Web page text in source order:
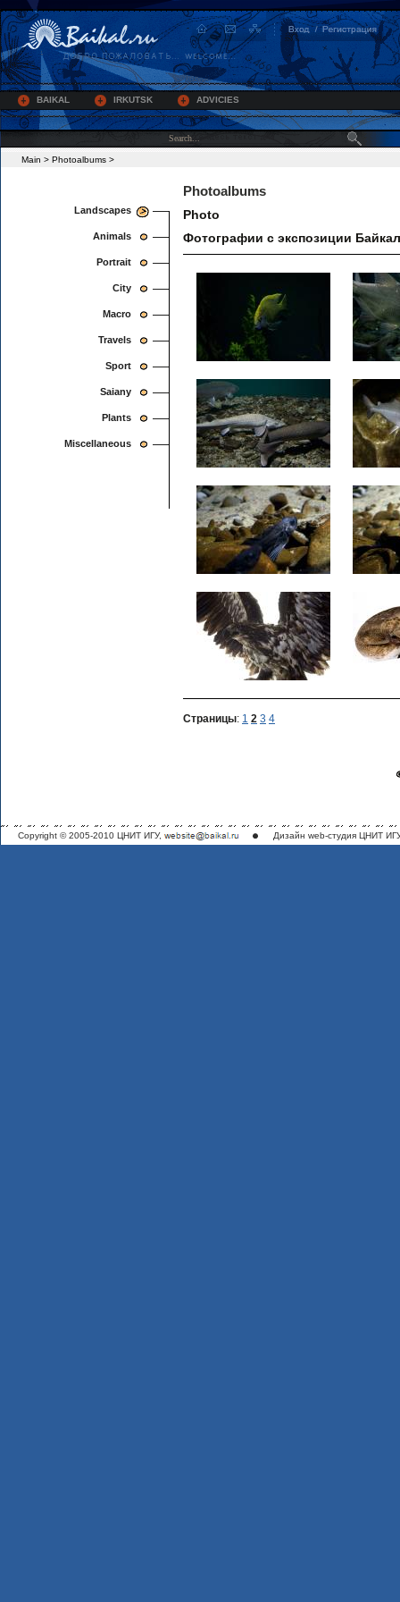
BAIKAL IRKUTSK ADVICIES
Main > Photoalbums >
Landscapes
Animals
Portrait
City
Macro
Travels
Sport
Saiany
Plants
Miscellaneous
Photoalbums
Photo
Фотографии с экспозиции
Страницы: 1 2 3 4
Copyright © 2005-2010 ЦНИТ ИГУ, Дизайн web-студия ЦНИТ